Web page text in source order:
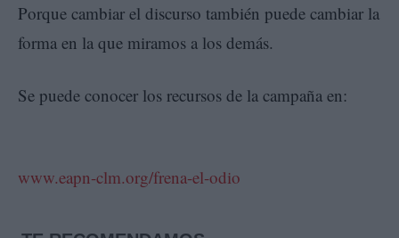
Porque cambiar el discurso también puede cambiar la
forma en la que miramos a los demás.
Se puede conocer los recursos de la campaña en:
www.eapn-clm.org/frena-el-odio